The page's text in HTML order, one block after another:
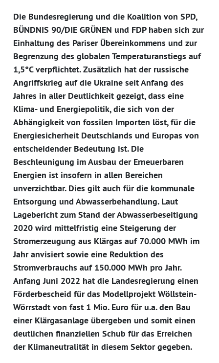
Die Bundesregierung und die Koalition von SPD,
BÜNDNIS 90/DIE GRÜNEN und FDP haben sich zur
Einhaltung des Pariser Übereinkommens und zur
Begrenzung des globalen Temperaturanstiegs auf
1,5°C verpflichtet. Zusätzlich hat der russische
Angriffskrieg auf die Ukraine seit Anfang des
Jahres in aller Deutlichkeit gezeigt, dass eine
Klima- und Energiepolitik, die sich von der
Abhängigkeit von fossilen Importen löst, für die
Energiesicherheit Deutschlands und Europas von
entscheidender Bedeutung ist. Die
Beschleunigung im Ausbau der Erneuerbaren
Energien ist insofern in allen Bereichen
unverzichtbar. Dies gilt auch für die kommunale
Entsorgung und Abwasserbehandlung. Laut
Lagebericht zum Stand der Abwasserbeseitigung
2020 wird mittelfristig eine Steigerung der
Stromerzeugung aus Klärgas auf 70.000 MWh im
Jahr anvisiert sowie eine Reduktion des
Stromverbrauchs auf 150.000 MWh pro Jahr.
Anfang Juni 2022 hat die Landesregierung einen
Förderbescheid für das Modellprojekt Wöllstein-
Wörrstadt von fast 1 Mio. Euro für u.a. den Bau
einer Klärgasanlage übergeben und somit einen
deutlichen finanziellen Schub für das Erreichen
der Klimaneutralität in diesem Sektor gegeben.